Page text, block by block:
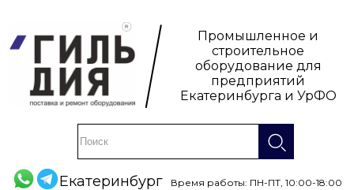
Промышленное и
строительное
оборудование для
предприятий
Екатеринбурга и УрФО
Екатеринбург Время работы: ПН-ПТ, 10:00-18:00